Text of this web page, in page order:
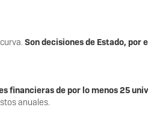
Son decisiones de Estado, por
financieras de por lo menos 25
anuales.